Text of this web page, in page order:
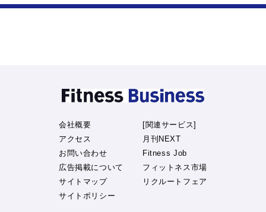
会社概要
アクセス
お問い合わせ
広告掲載について
サイトマップ
サイトポリシー
[関連サービス]
月刊NEXT
Fitness Job
フィットネス市場
リクルートフェア